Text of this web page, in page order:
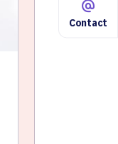
Contact